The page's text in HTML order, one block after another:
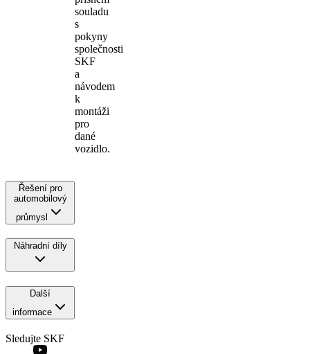
souladu
s
pokyny
společnosti
SKF
a
návodem
k
montáži
pro
dané
vozidlo.
Řešení pro
automobilový
průmysl
Náhradní díly
Další
informace
Sledujte SKF